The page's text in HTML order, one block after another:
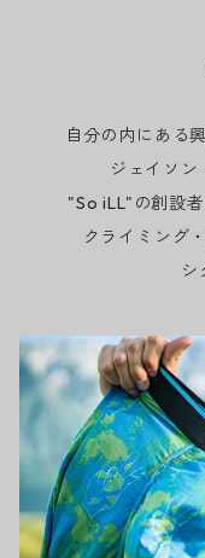
自分の内にある
ジェイソ
"So iLL"の創設
クライミング
シ